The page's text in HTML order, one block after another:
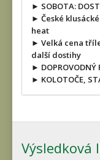
► SOBOTA:
► České
heat
► Velká cena
další dostihy
► DOPROVODNÝ
► KOLOTOČE,
Výsledková